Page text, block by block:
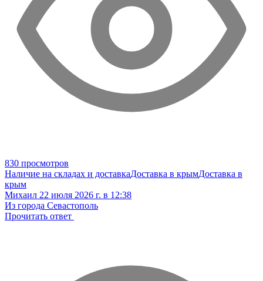
830 просмотров
Наличие на складах и доставкаДоставка в крымДоставка в
крым
Михаил 22 июля 2026 г. в 12:38
Из города Севастополь
Прочитать ответ